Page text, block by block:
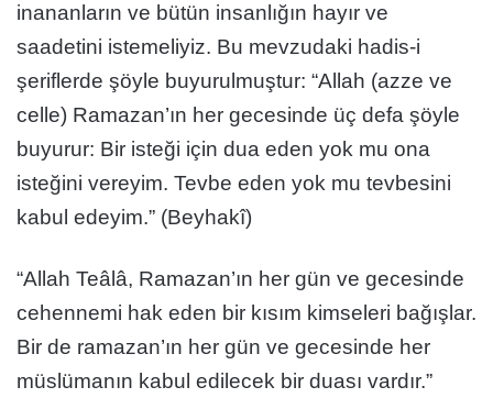
inananların ve bütün insanlığın hayır ve
saadetini istemeliyiz. Bu mevzudaki hadis-i
şeriflerde şöyle buyurulmuştur: “Allah (azze ve
celle) Ramazan’ın her gecesinde üç defa şöyle
buyurur: Bir isteği için dua eden yok mu ona
isteğini vereyim. Tevbe eden yok mu tevbesini
kabul edeyim.” (Beyhakî)
“Allah Teâlâ, Ramazan’ın her gün ve gecesinde
cehennemi hak eden bir kısım kimseleri bağışlar.
Bir de ramazan’ın her gün ve gecesinde her
müslümanın kabul edilecek bir duası vardır.”